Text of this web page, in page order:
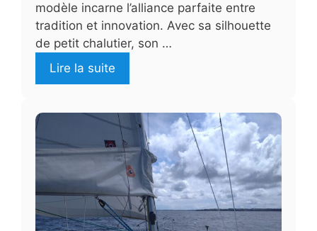
modèle incarne l’alliance parfaite entre
tradition et innovation. Avec sa silhouette
de petit chalutier, son …
Lire la suite